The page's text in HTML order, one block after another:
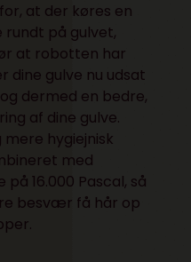
at der køres en
rundt på gulvet,
at robotten har
dine gulve nu udsat
dermed en bedre,
af dine gulve.
hygiejnisk
med
på 16.000 Pascal, så
besvær få hår op